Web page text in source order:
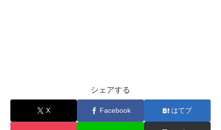
シェアする
X Facebook はてブ